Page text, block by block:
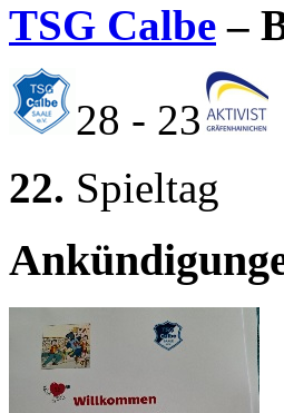
TSG Calbe –
28 - 23
22. Spieltag